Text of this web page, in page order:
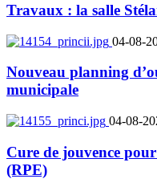
Travaux : la salle
04-08-
Nouveau planning
municipale
04-08-
Cure de jouvence
(RPE)